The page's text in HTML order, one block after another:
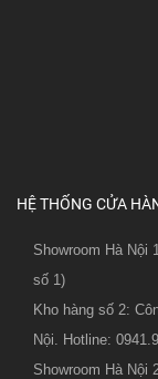
HỆ THỐNG CỬA
Showroom Hà Nội
số 1)
Kho hàng số 2:
Nội. Hotline:
Showroom Hà Nội